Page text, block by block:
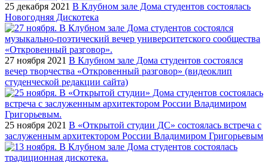
25 декабря 2021 В Клубном зале Дома студентов состоялась
Новогодняя Дискотека
27 ноября 2021 В Клубном зале Дома студентов состоялся
вечер творчества «Откровенный разговор» (видеоклип
студенческой редакции сайта)
25 ноября 2021 В «Открытой студии ДС» состоялась встреча с
заслуженным архитектором России Владимиром Григорьевым